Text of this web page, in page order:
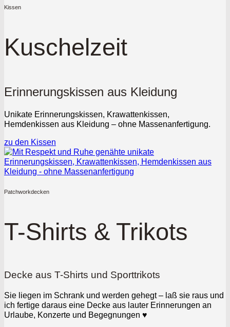
Kissen
Kuschelzeit
Erinnerungskissen aus Kleidung
Unikate Erinnerungskissen, Krawattenkissen,
Hemdenkissen aus Kleidung – ohne Massenanfertigung.
zu den Kissen
Patchworkdecken
T-Shirts & Trikots
Decke aus T-Shirts und Sporttrikots
Sie liegen im Schrank und werden gehegt – laß sie raus und
ich fertige daraus eine Decke aus lauter Erinnerungen an
Urlaube, Konzerte und Begegnungen ♥